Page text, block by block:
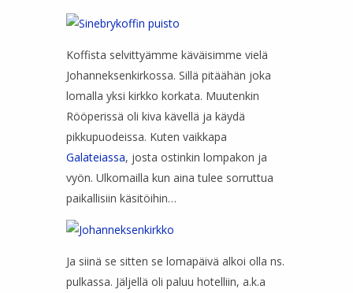
Koffista selvittyämme käväisimme vielä
Johanneksenkirkossa. Sillä pitäähän joka
lomalla yksi kirkko korkata. Muutenkin
Rööperissä oli kiva kävellä ja käydä
pikkupuodeissa. Kuten vaikkapa
Galateiassa, josta ostinkin lompakon ja
vyön. Ulkomailla kun aina tulee sorruttua
paikallisiin käsitöihin…
Ja siinä se sitten se lomapäivä alkoi olla ns.
pulkassa. Jäljellä oli paluu hotelliin, a.k.a